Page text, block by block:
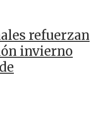
refuerzan
invierno